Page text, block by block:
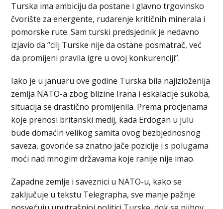
Turska ima ambiciju da postane i glavno trgovinsko
čvorište za energente, rudarenje kritičnih minerala i
pomorske rute. Sam turski predsjednik je nedavno
izjavio da “cilj Turske nije da ostane posmatrač, već
da promijeni pravila igre u ovoj konkurenciji”.
Iako je u januaru ove godine Turska bila najizloženija
zemlja NATO-a zbog blizine Irana i eskalacije sukoba,
situacija se drastično promijenila. Prema procjenama
koje prenosi britanski medij, kada Erdogan u julu
bude domaćin velikog samita ovog bezbjednosnog
saveza, govoriće sa znatno jače pozicije i s polugama
moći nad mnogim državama koje ranije nije imao.
Zapadne zemlje i saveznici u NATO-u, kako se
zaključuje u tekstu Telegrapha, sve manje pažnje